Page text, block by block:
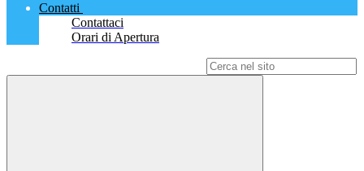
Contatti
Contattaci
Orari di Apertura